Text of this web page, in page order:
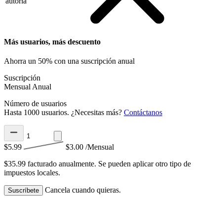
Más usuarios, más descuento
Ahorra un 50% con una suscripción anual
Suscripción
Mensual Anual
Número de usuarios
Hasta 1000 usuarios. ¿Necesitas más? Contáctanos
$5.99 $3.00 /Mensual
$35.99 facturado anualmente. Se pueden aplicar otro tipo de
impuestos locales.
Suscríbete Cancela cuando quieras.